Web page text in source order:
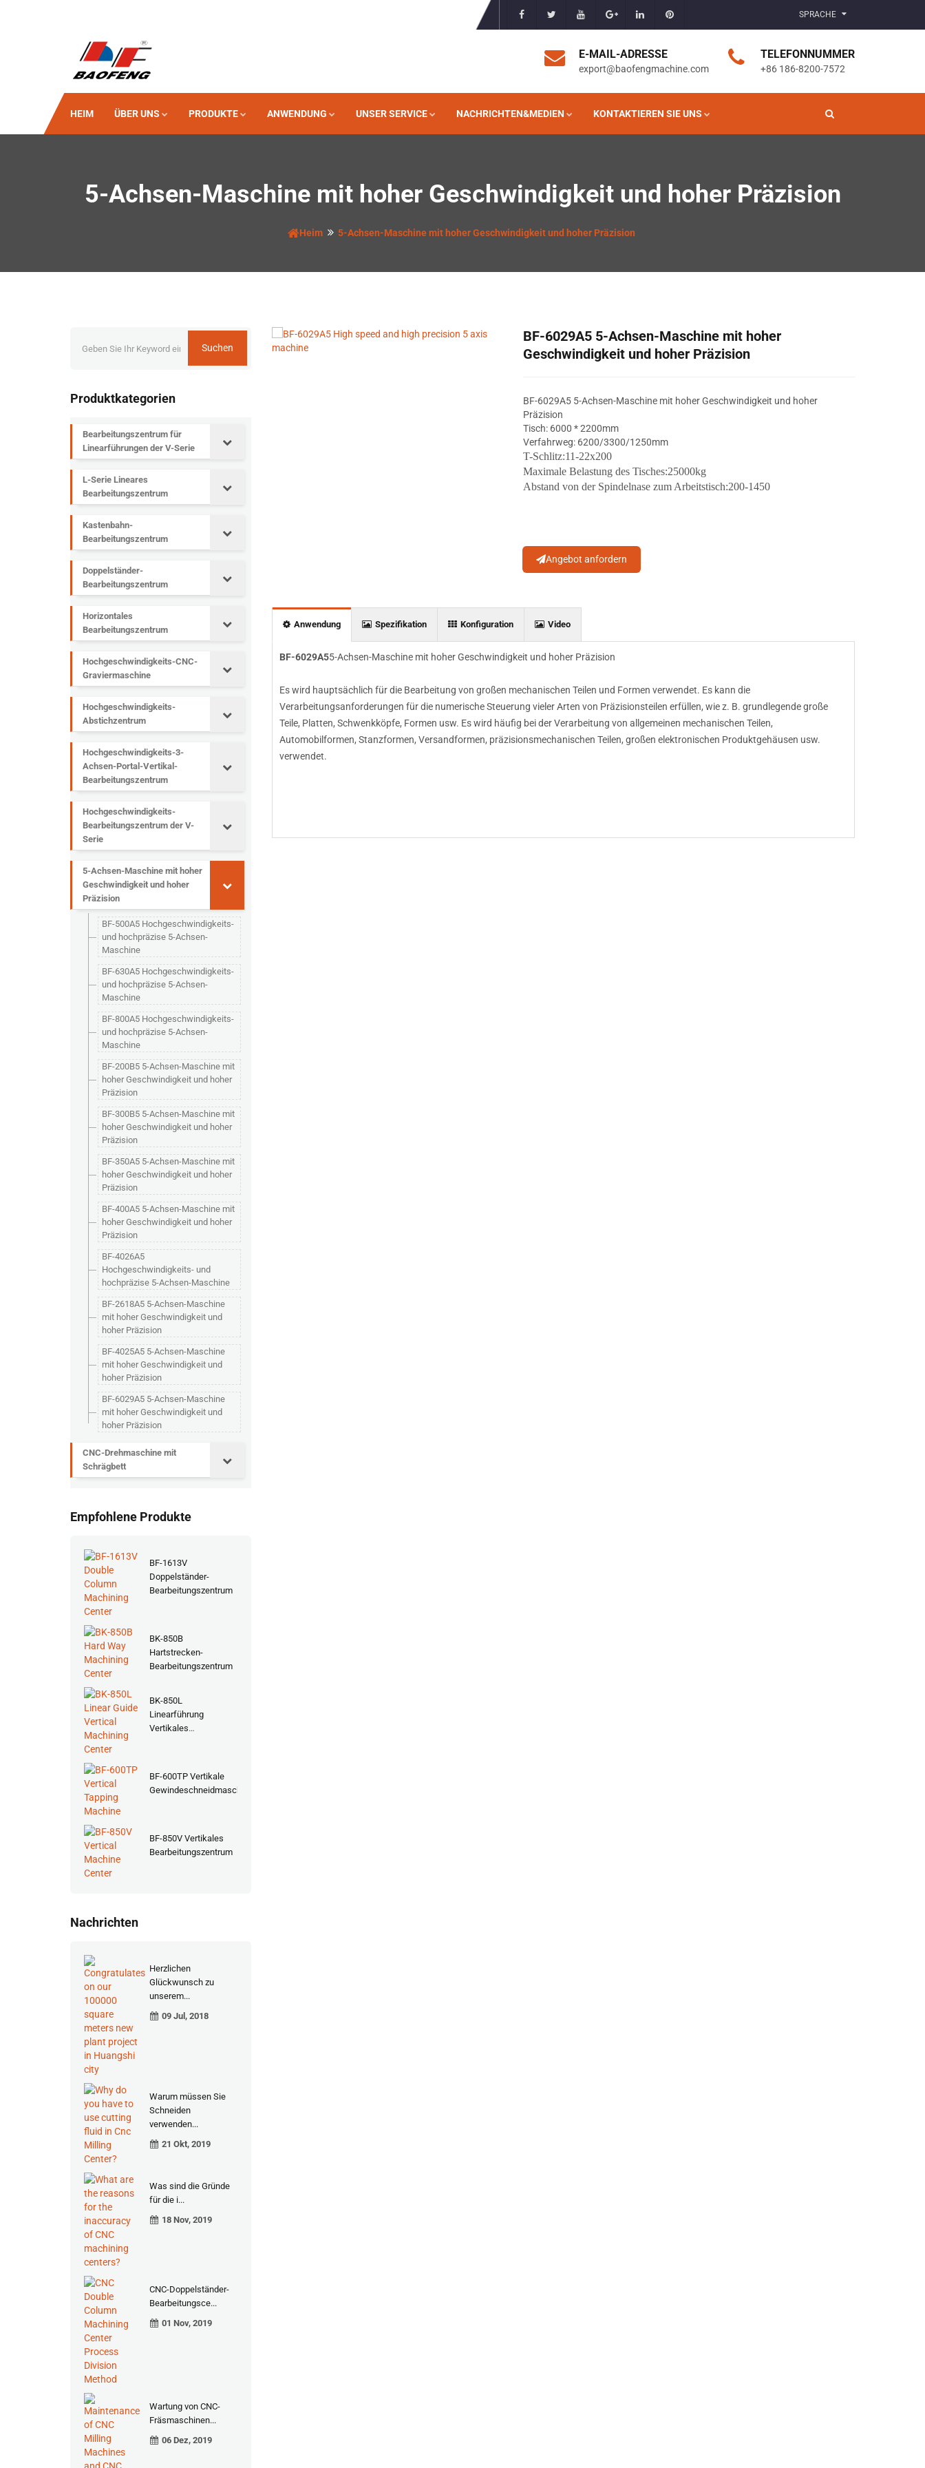
SPRACHE
E-MAIL-ADRESSE
export@baofengmachine.com
TELEFONNUMMER
+86 186-8200-7572
HEIM ÜBER UNS PRODUKTE ANWENDUNG UNSER SERVICE NACHRICHTEN&MEDIEN KONTAKTIEREN SIE UNS
5-Achsen-Maschine mit hoher Geschwindigkeit und hoher Präzision
Heim 5-Achsen-Maschine mit hoher Geschwindigkeit und hoher Präzision
BF-6029A5 5-Achsen-Maschine mit hoher
Geschwindigkeit und hoher Präzision
BF-6029A5 5-Achsen-Maschine mit hoher Geschwindigkeit und hoher
Präzision
Tisch: 6000 * 2200mm
Verfahrweg: 6200/3300/1250mm
T-Schlitz:11-22x200
Maximale Belastung des Tisches:25000kg
Abstand von der Spindelnase zum Arbeitstisch:200-1450
Angebot anfordern
Anwendung Spezifikation Konfiguration Video
BF-6029A55-Achsen-Maschine mit hoher Geschwindigkeit und hoher Präzision
Es wird hauptsächlich für die Bearbeitung von großen mechanischen Teilen und Formen verwendet. Es kann die
Verarbeitungsanforderungen für die numerische Steuerung vieler Arten von Präzisionsteilen erfüllen, wie z. B. grundlegende große
Teile, Platten, Schwenkköpfe, Formen usw. Es wird häufig bei der Verarbeitung von allgemeinen mechanischen Teilen,
Automobilformen, Stanzformen, Versandformen, präzisionsmechanischen Teilen, großen elektronischen Produktgehäusen usw.
verwendet.
Suchen
Produktkategorien
Bearbeitungszentrum für
Linearführungen der V-Serie
L-Serie Lineares
Bearbeitungszentrum
Kastenbahn-
Bearbeitungszentrum
Doppelständer-
Bearbeitungszentrum
Horizontales
Bearbeitungszentrum
Hochgeschwindigkeits-CNC-
Graviermaschine
Hochgeschwindigkeits-
Abstichzentrum
Hochgeschwindigkeits-3-
Achsen-Portal-Vertikal-
Bearbeitungszentrum
Hochgeschwindigkeits-
Bearbeitungszentrum der V-
Serie
5-Achsen-Maschine mit hoher
Geschwindigkeit und hoher
Präzision
BF-500A5 Hochgeschwindigkeits-
und hochpräzise 5-Achsen-
Maschine
BF-630A5 Hochgeschwindigkeits-
und hochpräzise 5-Achsen-
Maschine
BF-800A5 Hochgeschwindigkeits-
und hochpräzise 5-Achsen-
Maschine
BF-200B5 5-Achsen-Maschine mit
hoher Geschwindigkeit und hoher
Präzision
BF-300B5 5-Achsen-Maschine mit
hoher Geschwindigkeit und hoher
Präzision
BF-350A5 5-Achsen-Maschine mit
hoher Geschwindigkeit und hoher
Präzision
BF-400A5 5-Achsen-Maschine mit
hoher Geschwindigkeit und hoher
Präzision
BF-4026A5
Hochgeschwindigkeits- und
hochpräzise 5-Achsen-Maschine
BF-2618A5 5-Achsen-Maschine
mit hoher Geschwindigkeit und
hoher Präzision
BF-4025A5 5-Achsen-Maschine
mit hoher Geschwindigkeit und
hoher Präzision
BF-6029A5 5-Achsen-Maschine
mit hoher Geschwindigkeit und
hoher Präzision
CNC-Drehmaschine mit
Schrägbett
Empfohlene Produkte
BF-1613V
Doppelständer-
Bearbeitungszentrum
BK-850B
Hartstrecken-
Bearbeitungszentrum
BK-850L
Linearführung
Vertikales
BF-600TP Vertikale
Gewindeschneidmaschine
BF-850V Vertikales
Bearbeitungszentrum
Nachrichten
Herzlichen
Glückwunsch zu
unserem...
09 Jul, 2018
Warum müssen Sie
Schneiden
verwenden...
21 Okt, 2019
Was sind die Gründe
für die i...
18 Nov, 2019
CNC-Doppelständer-
Bearbeitungsce...
01 Nov, 2019
Wartung von CNC-
Fräsmaschinen...
06 Dez, 2019